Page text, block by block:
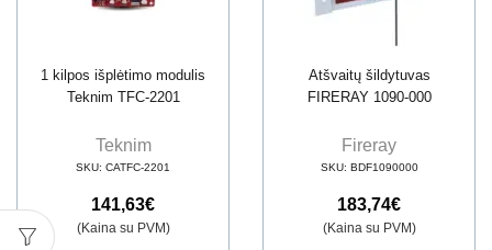
1 kilpos išplėtimo modulis
Teknim TFC-2201
Teknim
SKU: CATFC-2201
141,63€
(Kaina su PVM)
Atšvaitų šildytuvas
FIRERAY 1090-000
Fireray
SKU: BDF1090000
183,74€
(Kaina su PVM)